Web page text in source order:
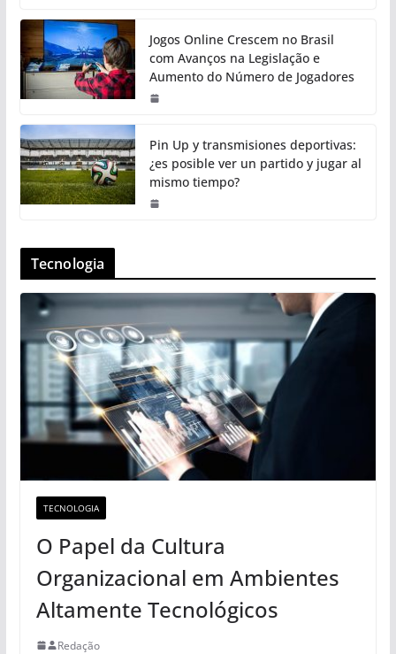
Jogos Online Crescem no Brasil
com Avanços na Legislação e
Aumento do Número de Jogadores
Pin Up y transmisiones deportivas:
¿es posible ver un partido y jugar al
mismo tiempo?
Tecnologia
TECNOLOGIA
O Papel da Cultura
Organizacional em Ambientes
Altamente Tecnológicos
Redação